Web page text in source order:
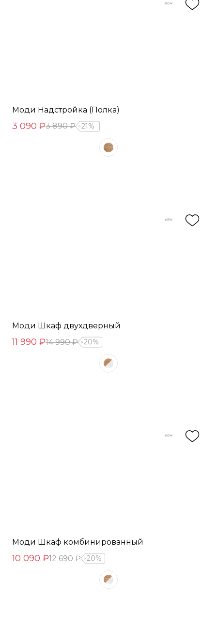
Моди Надстройка (Полка)
3 090 ₽3 890 ₽ 21%
Моди Шкаф двухдверный
11 990 ₽14 990 ₽ 20%
Моди Шкаф комбинированный
10 090 ₽12 690 ₽ 20%